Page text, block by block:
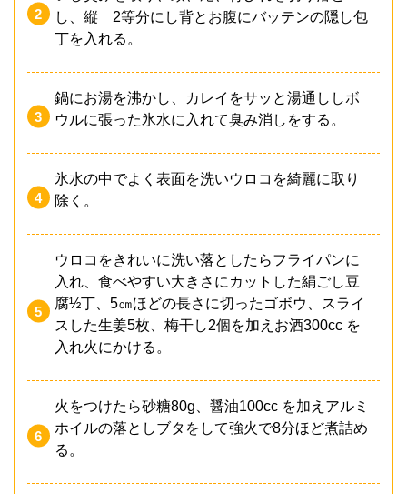
し、縦 2等分にし背とお腹にバッテンの隠し包
丁を入れる。
鍋にお湯を沸かし、カレイをサッと湯通ししボ
ウルに張った氷水に入れて臭み消しをする。
氷水の中でよく表面を洗いウロコを綺麗に取り
除く。
ウロコをきれいに洗い落としたらフライパンに
入れ、食べやすい大きさにカットした絹ごし豆
腐½丁、5㎝ほどの長さに切ったゴボウ、スライ
スした生姜5枚、梅干し2個を加えお酒300cc を
入れ火にかける。
火をつけたら砂糖80g、醤油100cc を加えアルミ
ホイルの落としブタをして強火で8分ほど煮詰め
る。